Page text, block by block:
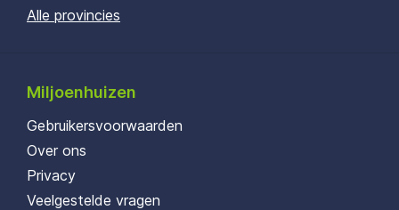
Alle provincies
Miljoenhuizen
Gebruikersvoorwaarden
Over ons
Privacy
Veelgestelde vragen